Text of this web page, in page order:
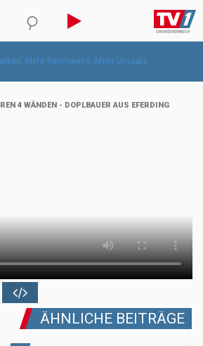
4 WÄNDEN - DOPLBAUER AUS EFERDING
ÄHNLICHE BEITRÄGE